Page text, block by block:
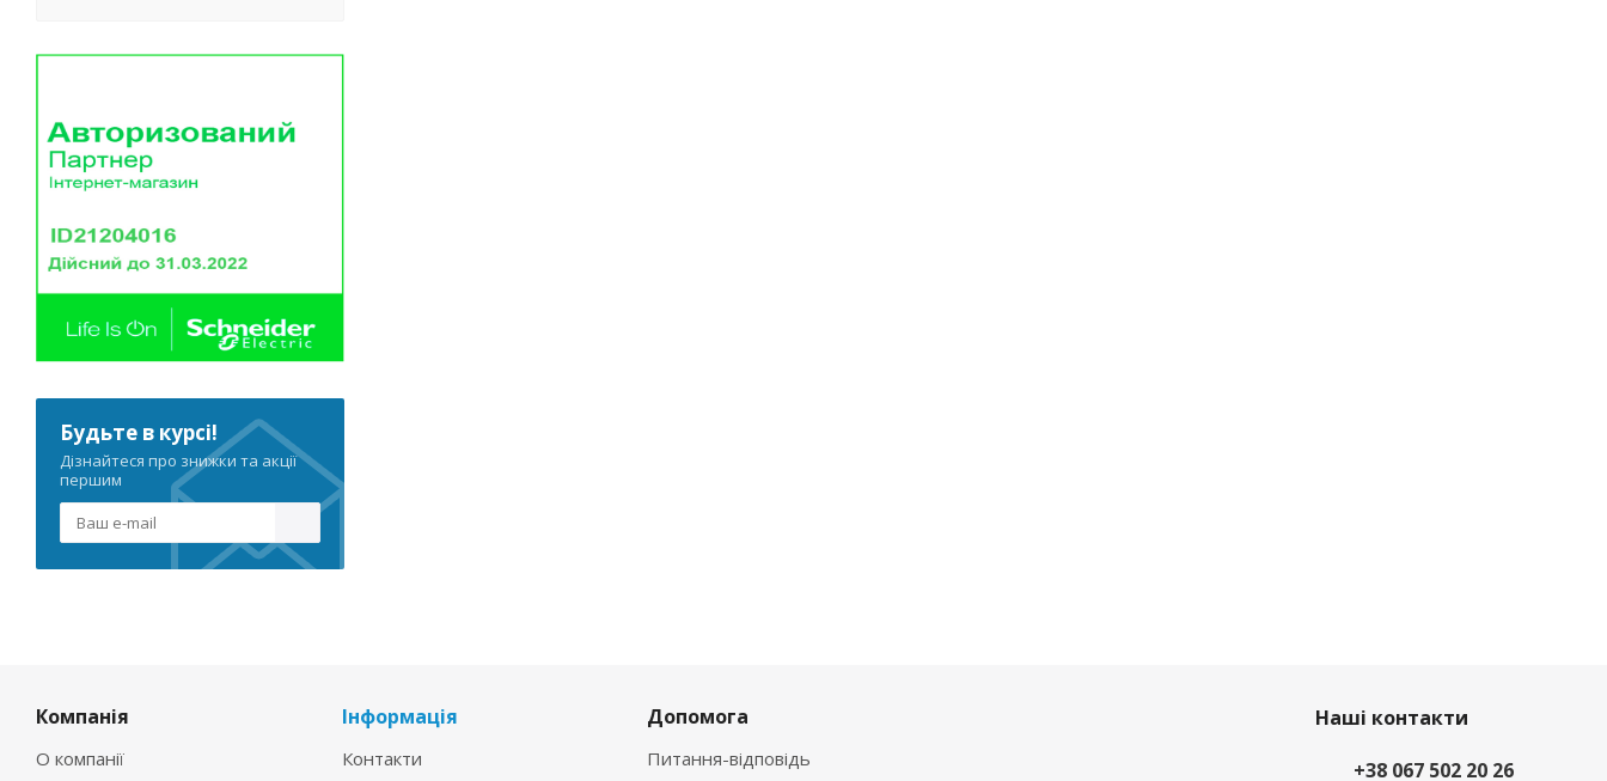
800А (2)
1000А (1)
1250А (1)
Будьте в курсі!
Дізнайтеся про знижки та акції
першим
Компанія
О компанії
Інформація
Контакти
Допомога
Питання-відповідь
Наші контакти
+38 067 502 20 26